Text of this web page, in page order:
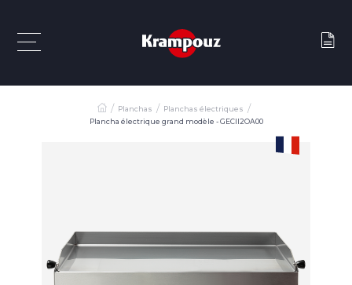
Planchas
Planchas électriques
Plancha électrique grand modèle - GECII2OA00